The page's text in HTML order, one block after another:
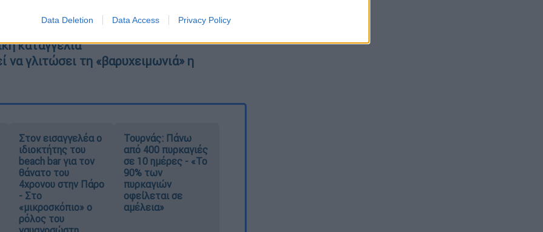
Data Deletion Data Access Privacy Policy
τρώνε κάθε 15 μέρες και
καταγγελία
γλιτώσει τη «βαρυχειμωνιά» η
Στον εισαγγελέα ο
ιδιοκτήτης του
beach bar για τον
θάνατο του
4χρονου στην Πάρο
- Στο
«μικροσκόπιο» ο
ρόλος του
Τουρνάς: Πάνω
από 400 πυρκαγιές
σε 10 ημέρες - «Το
90% των
πυρκαγιών
οφείλεται σε
αμέλεια»